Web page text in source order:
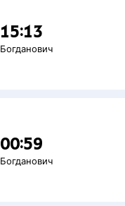
15:13
Богданович
00:59
Богданович